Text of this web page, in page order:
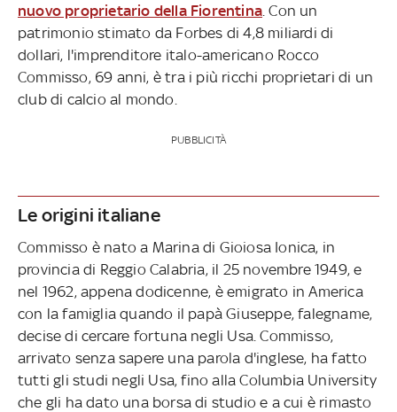
nuovo proprietario della Fiorentina. Con un
patrimonio stimato da Forbes di 4,8 miliardi di
dollari, l'imprenditore italo-americano Rocco
Commisso, 69 anni, è tra i più ricchi proprietari di un
club di calcio al mondo.
PUBBLICITÀ
Le origini italiane
Commisso è nato a Marina di Gioiosa Ionica, in
provincia di Reggio Calabria, il 25 novembre 1949, e
nel 1962, appena dodicenne, è emigrato in America
con la famiglia quando il papà Giuseppe, falegname,
decise di cercare fortuna negli Usa. Commisso,
arrivato senza sapere una parola d'inglese, ha fatto
tutti gli studi negli Usa, fino alla Columbia University
che gli ha dato una borsa di studio e a cui è rimasto